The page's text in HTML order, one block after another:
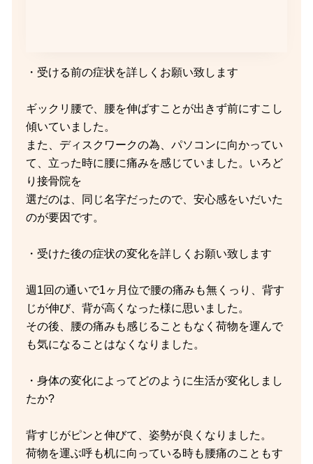
・受ける前の症状を詳しくお願い致します
ギックリ腰で、腰を伸ばすことが出きず前にすこし
傾いていました。
また、ディスクワークの為、パソコンに向かってい
て、立った時に腰に痛みを感じていました。いろど
り接骨院を
選だのは、同じ名字だったので、安心感をいだいた
のが要因です。
・受けた後の症状の変化を詳しくお願い致します
週1回の通いで1ヶ月位で腰の痛みも無くっり、背す
じが伸び、背が高くなった様に思いました。
その後、腰の痛みも感じることもなく荷物を運んで
も気になることはなくなりました。
・身体の変化によってどのように生活が変化しまし
たか?
背すじがピンと伸びて、姿勢が良くなりました。
荷物を運ぶ呼も机に向っている時も腰痛のこともす